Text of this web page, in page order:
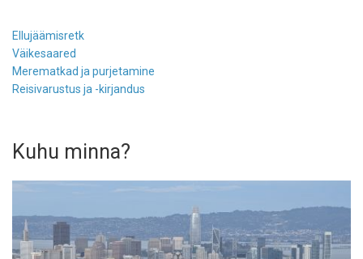
Ellujäämisretk
Väikesaared
Merematkad ja purjetamine
Reisivarustus ja -kirjandus
Kuhu minna?